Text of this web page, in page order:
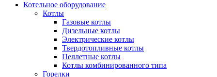
Котельное оборудование
Котлы
Газовые котлы
Дизельные котлы
Электрические котлы
Твердотопливные котлы
Пеллетные котлы
Котлы комбинированного типа
Горелки